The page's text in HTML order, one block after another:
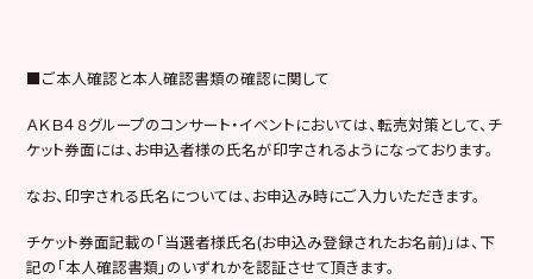
■ご本人確認と本人確認書類の確認に関して
ＡＫＢ４８グループのコンサート・イベントにおいては、転売対策として、チ
ケット券面には、お申込者様の氏名が印字されるようになっております。
なお、印字される氏名については、お申込み時にご入力いただきます。
チケット券面記載の「当選者様氏名(お申込み登録されたお名前)」は、下
記の「本人確認書類」のいずれかを認証させて頂きます。